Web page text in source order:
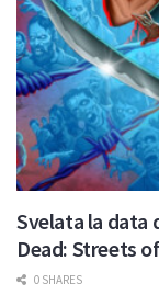
Svelata la data
Dead: Streets
0 SHARES